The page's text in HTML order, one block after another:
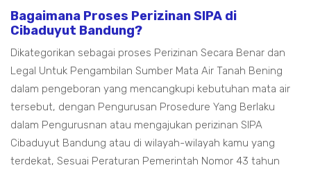
Bagaimana Proses Perizinan SIPA di
Cibaduyut Bandung?
Dikategorikan sebagai proses Perizinan Secara Benar dan
Legal Untuk Pengambilan Sumber Mata Air Tanah Bening
dalam pengeboran yang mencangkupi kebutuhan mata air
tersebut, dengan Pengurusan Prosedure Yang Berlaku
dalam Pengurusnan atau mengajukan perizinan SIPA
Cibaduyut Bandung atau di wilayah-wilayah kamu yang
terdekat, Sesuai Peraturan Pemerintah Nomor 43 tahun